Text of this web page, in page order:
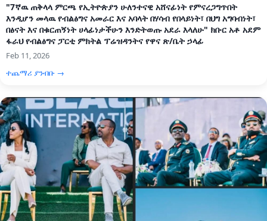
"7ኛዉ ጠቅላላ ምርጫ የኢትዮጵያን ሁለንተናዊ አሸናፊነት የምናረጋግጥበት
እንዲሆን መላዉ የብልፅግና አመራር እና አባላት በሃሳብ የበላይነት፣ በህግ አግባብነት፣
በፅናት እና በቁርጠኝነት ሀላፊነታችሁን እንድትወጡ አደራ እላለሁ" ክቡር አቶ አደም
ፋራህ የብልፅግና ፓርቲ ምክትል ፕሬዝዳንትና የዋና ጽ/ቤት ኃላፊ
Feb 11, 2026
ተጨማሪ ያንብቡ →